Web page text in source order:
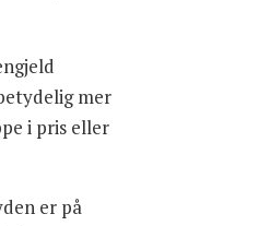
mer
i pris eller
er på